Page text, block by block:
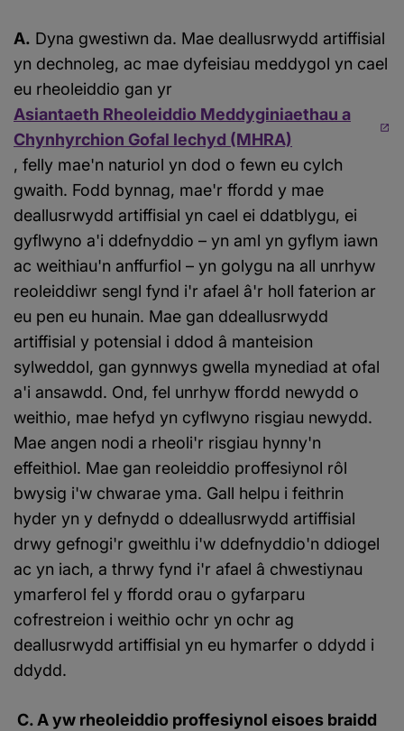
A. Dyna gwestiwn da. Mae deallusrwydd artiffisial
yn dechnoleg, ac mae dyfeisiau meddygol yn cael
eu rheoleiddio gan yr
Asiantaeth Rheoleiddio Meddyginiaethau a
Chynhyrchion Gofal Iechyd (MHRA)
, felly mae'n naturiol yn dod o fewn eu cylch
gwaith. Fodd bynnag, mae'r ffordd y mae
deallusrwydd artiffisial yn cael ei ddatblygu, ei
gyflwyno a'i ddefnyddio – yn aml yn gyflym iawn
ac weithiau'n anffurfiol – yn golygu na all unrhyw
reoleiddiwr sengl fynd i'r afael â'r holl faterion ar
eu pen eu hunain. Mae gan ddeallusrwydd
artiffisial y potensial i ddod â manteision
sylweddol, gan gynnwys gwella mynediad at ofal
a'i ansawdd. Ond, fel unrhyw ffordd newydd o
weithio, mae hefyd yn cyflwyno risgiau newydd.
Mae angen nodi a rheoli'r risgiau hynny'n
effeithiol. Mae gan reoleiddio proffesiynol rôl
bwysig i'w chwarae yma. Gall helpu i feithrin
hyder yn y defnydd o ddeallusrwydd artiffisial
drwy gefnogi'r gweithlu i'w ddefnyddio'n ddiogel
ac yn iach, a thrwy fynd i'r afael â chwestiynau
ymarferol fel y ffordd orau o gyfarparu
cofrestreion i weithio ochr yn ochr ag
deallusrwydd artiffisial yn eu hymarfer o ddydd i
ddydd.
C. A yw rheoleiddio proffesiynol eisoes braidd